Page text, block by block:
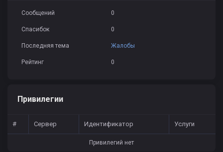
Сообщений 0
Спасибок 0
Последняя тема Жалобы
Рейтинг 0
Привилегии
# Сервер Идентификатор Услуги
Привилегий нет